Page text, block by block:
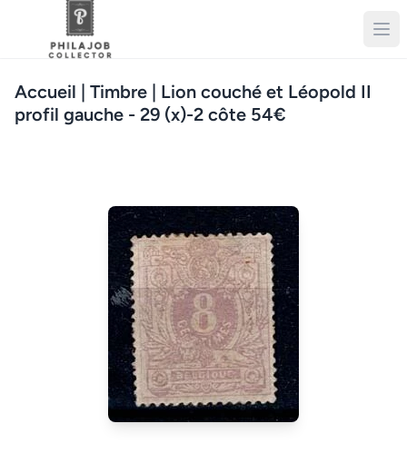
Accueil | Timbre | Lion couché et Léopold II
profil gauche - 29 (x)-2 côte 54€